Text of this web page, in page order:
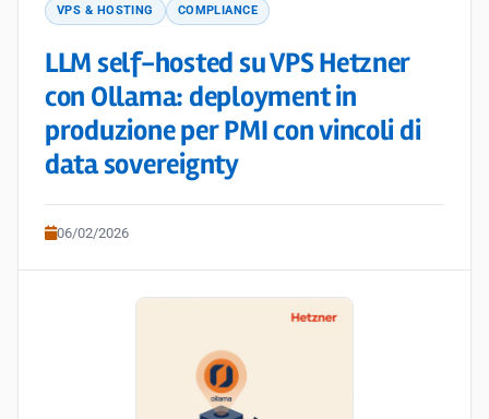
VPS & HOSTING COMPLIANCE
LLM self-hosted su VPS Hetzner
con Ollama: deployment in
produzione per PMI con vincoli di
data sovereignty
06/02/2026